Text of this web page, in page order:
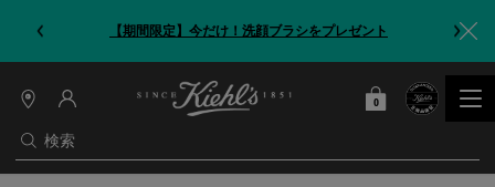
【期間限定】今だけ！洗顔ブラシをプレゼント
検索
店
情
報
カート
0
0 カート内の製品